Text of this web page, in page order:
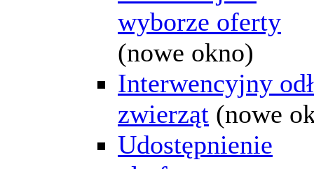
wyborze oferty
(nowe okno)
Interwencyjny
zwierząt (nowe
Udostępnienie